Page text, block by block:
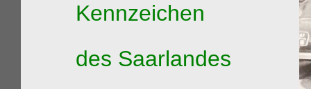
Kennzeichen
des Saarlandes